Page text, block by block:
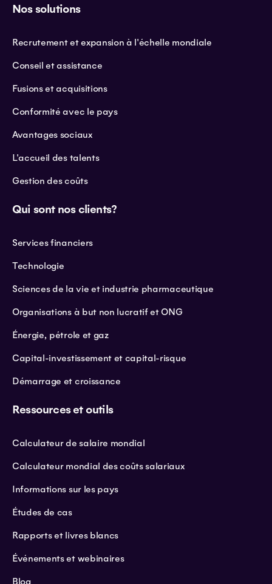
Nos solutions
Recrutement et expansion à l'échelle mondiale
Conseil et assistance
Fusions et acquisitions
Conformité avec le pays
Avantages sociaux
L'accueil des talents
Gestion des coûts
Qui sont nos clients?
Services financiers
Technologie
Sciences de la vie et industrie pharmaceutique
Organisations à but non lucratif et ONG
Énergie, pétrole et gaz
Capital-investissement et capital-risque
Démarrage et croissance
Ressources et outils
Calculateur de salaire mondial
Calculateur mondial des coûts salariaux
Informations sur les pays
Études de cas
Rapports et livres blancs
Événements et webinaires
Blog